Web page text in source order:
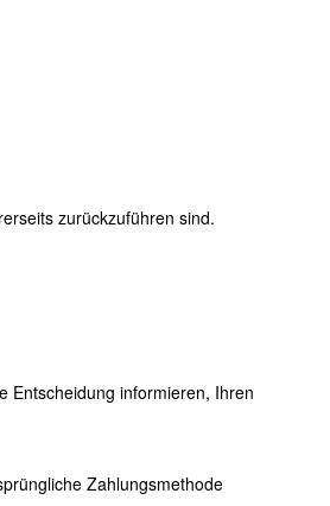
zurückzuführen sind.
Entscheidung informieren, Ihren
Zahlungsmethode